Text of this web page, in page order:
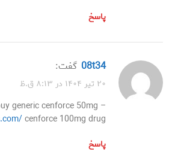
پاسخ
08t34 گفت:
۲۰ تیر ۱۴۰۴ در ۸:۱۳ ق.ظ
generic cenforce 50mg –
cenforce 100mg drug
پاسخ